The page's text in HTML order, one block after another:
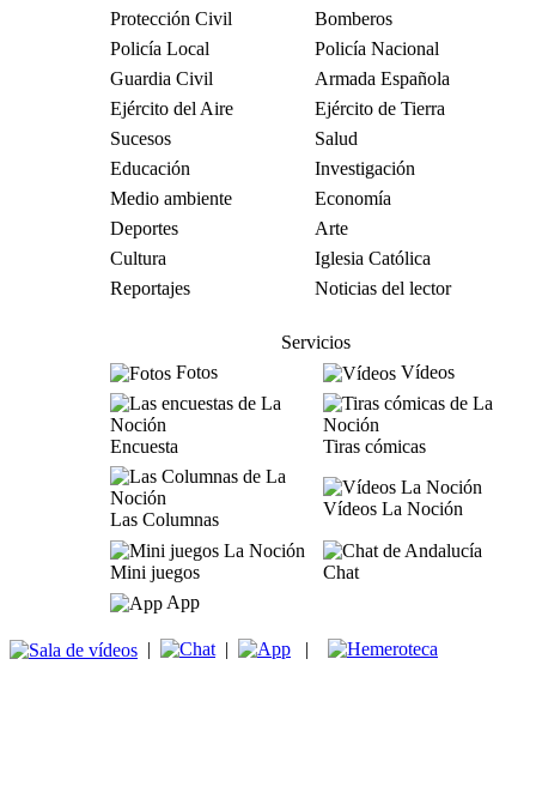
Protección Civil
Bomberos
Policía Local
Policía Nacional
Guardia Civil
Armada Española
Ejército del Aire
Ejército de Tierra
Sucesos
Salud
Educación
Investigación
Medio ambiente
Economía
Deportes
Arte
Cultura
Iglesia Católica
Reportajes
Noticias del lector
Servicios
Fotos
Vídeos
Encuesta Tiras cómicas
Las Columnas
Vídeos La Noción
Mini juegos
Chat
App
| | |